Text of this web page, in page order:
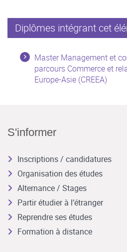
Diplômes intégrant cet
Master Management et
parcours Commerce et
Europe-Asie (CREEA)
S'informer
Inscriptions / candidatures
Organisation des études
Alternance / Stages
Partir étudier à l’étranger
Reprendre ses études
Formation à distance